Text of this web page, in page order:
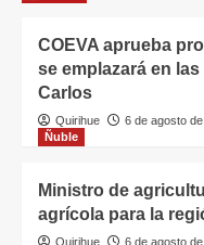
COEVA aprueba
se emplazará en
Carlos
Quirihue 6 de agosto
Ñuble
Ministro de
agrícola para la
Quirihue 6 de agosto